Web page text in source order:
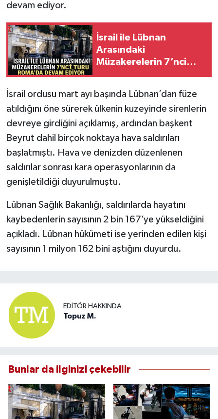
devam ediyor.
İsrail ile Lübnan
Arasındaki
Müzakerelerin 7’nci
İsrail ordusu mart ayı başında Lübnan’dan füze
atıldığını öne sürerek ülkenin kuzeyinde sirenlerin
devreye girdiğini açıklamış, ardından başkent
Beyrut dahil birçok noktaya hava saldırıları
başlatmıştı. Hava ve denizden düzenlenen
saldırılar sonrası kara operasyonlarının da
genişletildiği duyurulmuştu.
Lübnan Sağlık Bakanlığı, saldırılarda hayatını
kaybedenlerin sayısının 2 bin 167’ye yükseldiğini
açıkladı. Lübnan hükümeti ise yerinden edilen kişi
sayısının 1 milyon 162 bini aştığını duyurdu.
EDITÖR HAKKINDA
Topuz M.
Bunlar da ilginizi çekebilir